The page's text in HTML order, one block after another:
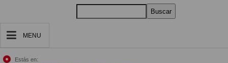
Buscar
MENU
Estás en: